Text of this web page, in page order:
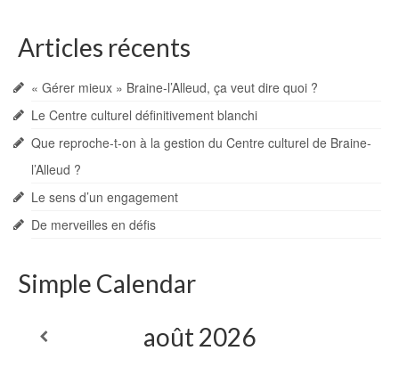
Articles récents
« Gérer mieux » Braine-l’Alleud, ça veut dire quoi ?
Le Centre culturel définitivement blanchi
Que reproche-t-on à la gestion du Centre culturel de Braine-
l’Alleud ?
Le sens d’un engagement
De merveilles en défis
Simple Calendar
août 2026